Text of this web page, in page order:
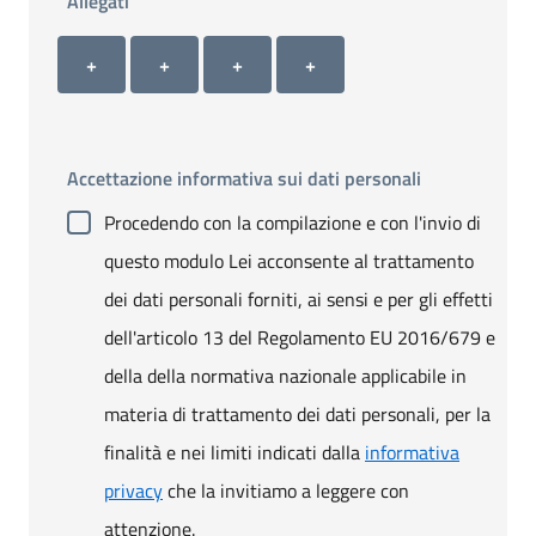
Allegato 1
+
Allegato 2
+
Allegato 3
+
Allegato 4
+
Accettazione informativa sui dati personali
Procedendo con la compilazione e con l'invio di
questo modulo Lei acconsente al trattamento
dei dati personali forniti, ai sensi e per gli effetti
dell'articolo 13 del Regolamento EU 2016/679 e
della della normativa nazionale applicabile in
materia di trattamento dei dati personali, per la
finalità e nei limiti indicati dalla informativa
privacyche la invitiamo a leggere con
attenzione.